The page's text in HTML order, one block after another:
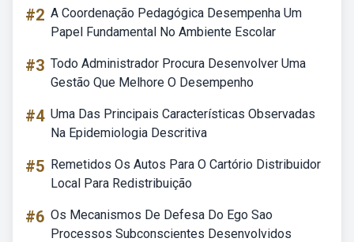
#2 A Coordenação Pedagógica Desempenha Um
Papel Fundamental No Ambiente Escolar
#3 Todo Administrador Procura Desenvolver Uma
Gestão Que Melhore O Desempenho
#4 Uma Das Principais Características Observadas
Na Epidemiologia Descritiva
#5 Remetidos Os Autos Para O Cartório Distribuidor
Local Para Redistribuição
#6 Os Mecanismos De Defesa Do Ego Sao
Processos Subconscientes Desenvolvidos